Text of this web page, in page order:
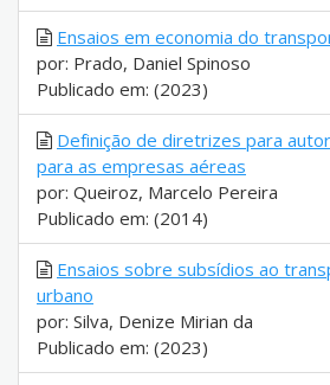
Ensaios em economia do
por: Prado, Daniel Spinoso
Publicado em: (2023)
Definição de diretrizes para
para as empresas aéreas
por: Queiroz, Marcelo Pereira
Publicado em: (2014)
Ensaios sobre subsídios ao
urbano
por: Silva, Denize Mirian da
Publicado em: (2023)